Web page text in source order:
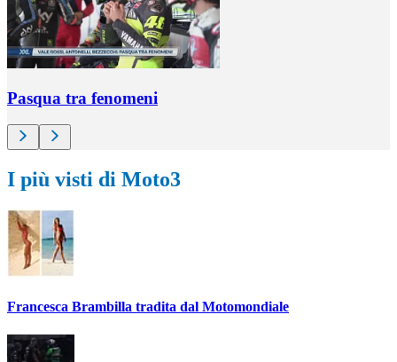
Pasqua tra fenomeni
I più visti di Moto3
Francesca Brambilla tradita dal Motomondiale